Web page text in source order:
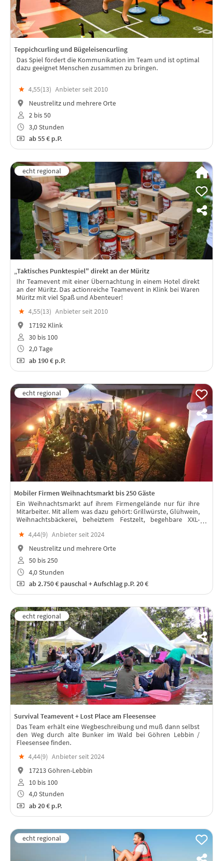
Teppichcurling und Bügeleisencurling
Das Spiel fördert die Kommunikation im Team und ist optimal
dazu geeignet Menschen zusammen zu bringen.
★ 4,55(13) Anbieter seit 2010
Neustrelitz und mehrere Orte
2 bis 50
3,0 Stunden
ab55 € p.P.
„Taktisches Punktespiel" direkt an der Müritz
Ihr Teamevent mit einer Übernachtung in einem Hotel direkt
an der Müritz. Das actionreiche Teamevent in Klink bei Waren
Müritz mit viel Spaß und Abenteuer!
★ 4,55(13) Anbieter seit 2010
17192 Klink
30 bis 100
2,0 Tage
ab190 € p.P.
Mobiler Firmen Weihnachtsmarkt bis 250 Gäste
Ein Weihnachtsmarkt auf ihrem Firmengelände nur für ihre
Mitarbeiter. Mit allem was dazu gehört: Grillwürste, Glühwein,
Weihnachtsbäckerei, beheiztem Festzelt, begehbare XXL-
★ 4,44(9) Anbieter seit 2024
Neustrelitz und mehrere Orte
50 bis 250
4,0 Stunden
ab2.750 € pauschal + Aufschlag p.P. 20 €
Survival Teamevent + Lost Place am Fleesensee
Das Team erhält eine Wegbeschreibung und muß dann selbst
den Weg durch alte Bunker im Wald bei Göhren Lebbin /
Fleesensee finden.
★ 4,44(9) Anbieter seit 2024
17213 Göhren-Lebbin
10 bis 100
4,0 Stunden
ab20 € p.P.